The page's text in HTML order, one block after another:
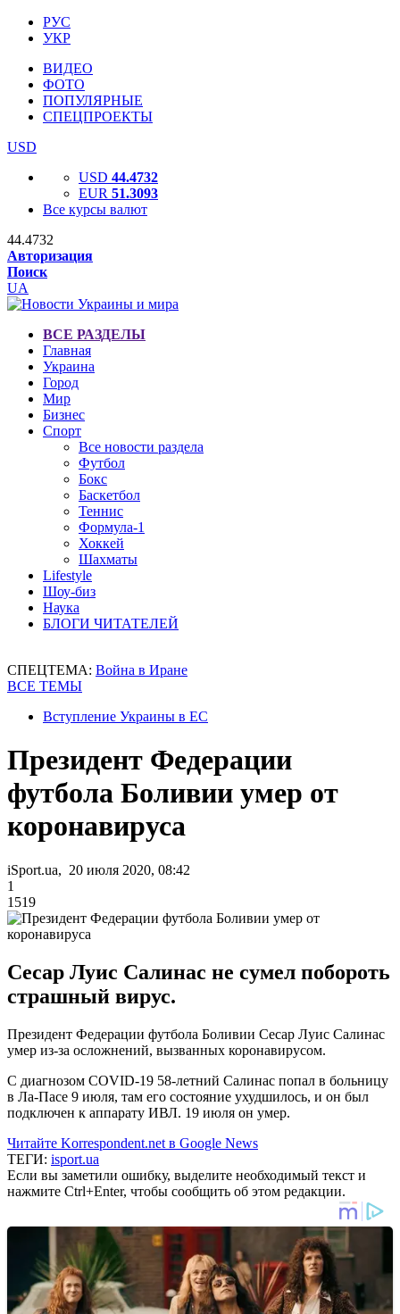
РУС
УКР
ВИДЕО
ФОТО
ПОПУЛЯРНЫЕ
СПЕЦПРОЕКТЫ
USD
USD 44.4732
EUR 51.3093
Все курсы валют
44.4732
Авторизация
Поиск
UA
ВСЕ РАЗДЕЛЫ
Главная
Украина
Город
Мир
Бизнес
Спорт
Все новости раздела
Футбол
Бокс
Баскетбол
Теннис
Формула-1
Хоккей
Шахматы
Lifestyle
Шоу-биз
Наука
БЛОГИ ЧИТАТЕЛЕЙ
СПЕЦТЕМА: Война в Иране
ВСЕ ТЕМЫ
Вступление Украины в ЕС
Президент Федерации
футбола Боливии умер от
коронавируса
iSport.ua, 20 июля 2020, 08:42
1
1519
Сесар Луис Салинас не сумел побороть
страшный вирус.
Президент Федерации футбола Боливии Сесар Луис Салинас
умер из-за осложнений, вызванных коронавирусом.
С диагнозом COVID-19 58-летний Салинас попал в больницу
в Ла-Пасе 9 июля, там его состояние ухудшилось, и он был
подключен к аппарату ИВЛ. 19 июля он умер.
Читайте Korrespondent.net в Google News
ТЕГИ: isport.ua
Если вы заметили ошибку, выделите необходимый текст и
нажмите Ctrl+Enter, чтобы сообщить об этом редакции.